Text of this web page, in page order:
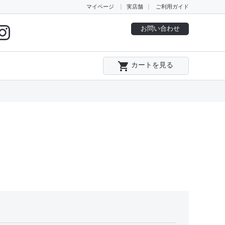
マイページ 実店舗 ご利用ガイド
お問い合わせ
local_grocery_store カートを見る